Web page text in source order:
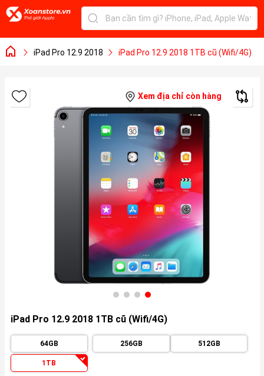
iPad Pro 12.9 2018 iPad Pro 12.9 2018 1TB cũ (Wifi/4G)
Xem địa chỉ còn hàng
iPad Pro 12.9 2018 1TB cũ (Wifi/4G)
64GB 256GB 512GB
1TB